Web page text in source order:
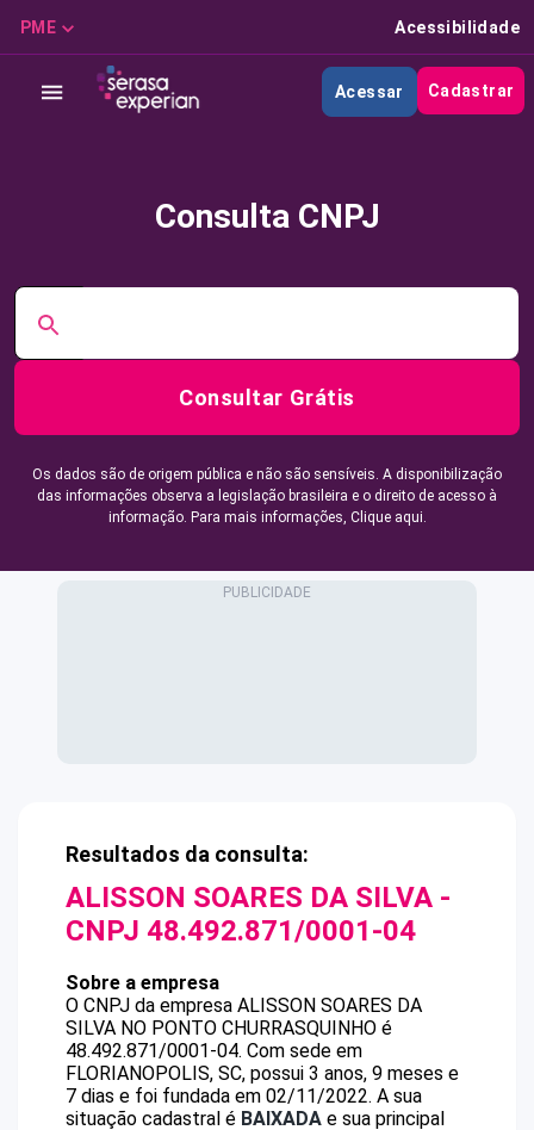
PME Acessibilidade
Acessar Cadastrar
Consulta CNPJ
Consultar Grátis
Os dados são de origem pública e não são sensíveis. A disponibilização
das informações observa a legislação brasileira e o direito de acesso à
informação. Para mais informações, Clique aqui.
Resultados da consulta:
ALISSON SOARES DA SILVA -
CNPJ 48.492.871/0001-04
Sobre a empresa
O CNPJ da empresa ALISSON SOARES DA
SILVA NO PONTO CHURRASQUINHO é
48.492.871/0001-04. Com sede em
FLORIANOPOLIS, SC, possui 3 anos, 9 meses e
7 dias e foi fundada em 02/11/2022. A sua
situação cadastral é BAIXADA e sua principal